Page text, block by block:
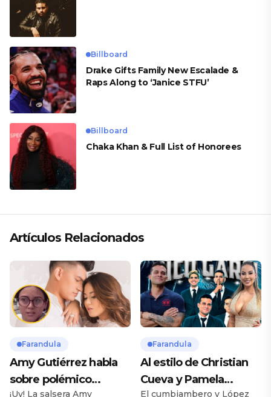
Billboard
Drake Gifts Family New Escalade &
Raps Along to ‘Janice STFU’
Billboard
Chaka Khan & Full List of Honorees
Artículos Relacionados
Farandula
Amy Gutiérrez habla
sobre polémico
¡Uy! La salsera Amy
Farandula
Al estilo de Christian
Cueva y Pamela
El cumbiambero y López